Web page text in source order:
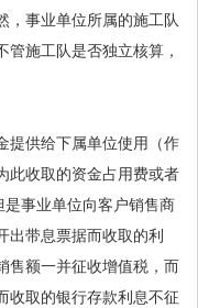
，事业单位所属的施工队
施工队是否独立核算，
供给下属单位使用（作
此收取的资金占用费或者
是事业单位向客户销售商
出带息票据而收取的利
售额一并征收增值税，而
收取的银行存款利息不征